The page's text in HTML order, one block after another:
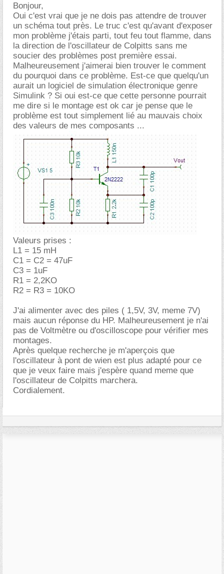
Bonjour,
Oui c'est vrai que je ne dois pas attendre de trouver
un schéma tout près. Le truc c'est qu'avant d'exposer
mon problème j'étais parti, tout feu tout flamme, dans
la direction de l'oscillateur de Colpitts sans me
soucier des problèmes post première essai.
Malheureusement j'aimerai bien trouver le comment
du pourquoi dans ce problème. Est-ce que quelqu'un
aurait un logiciel de simulation électronique genre
Simulink ? Si oui est-ce que cette personne pourrait
me dire si le montage est ok car je pense que le
problème est tout simplement lié au mauvais choix
des valeurs de mes composants ...
Valeurs prises :
L1 = 15 mH
C1 = C2 = 47uF
C3 = 1uF
R1 = 2,2KO
R2 = R3 = 10KO
J'ai alimenter avec des piles ( 1,5V, 3V, meme 7V)
mais aucun réponse du HP. Malheureusement je n'ai
pas de Voltmètre ou d'oscilloscope pour vérifier mes
montages.
Après quelque recherche je m'aperçois que
l'oscillateur à pont de wien est plus adapté pour ce
que je veux faire mais j'espère quand meme que
l'oscillateur de Colpitts marchera.
Cordialement.